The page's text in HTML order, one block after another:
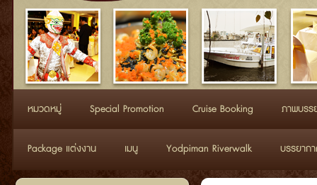
หมวดหมู่ Special Promotion Cruise Booking ภาพบรร
Package แต่งงาน เมนู Yodpiman Riverwalk บรรยาก